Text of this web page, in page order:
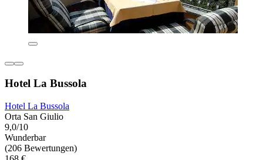
Hotel La Bussola
Hotel La Bussola
Orta San Giulio
9,0/10
Wunderbar
(206 Bewertungen)